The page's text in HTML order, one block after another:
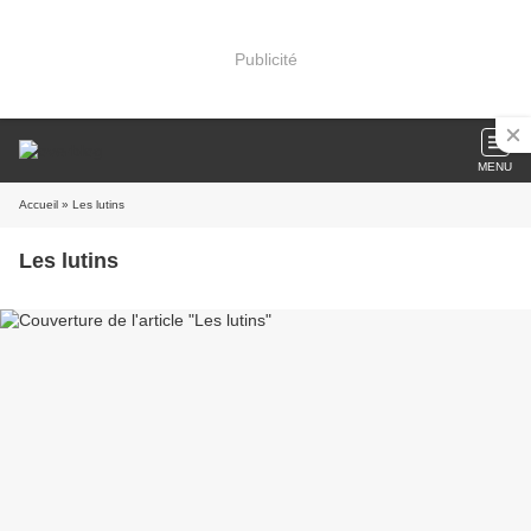
Publicité
MENU
Accueil » Les lutins
Les lutins